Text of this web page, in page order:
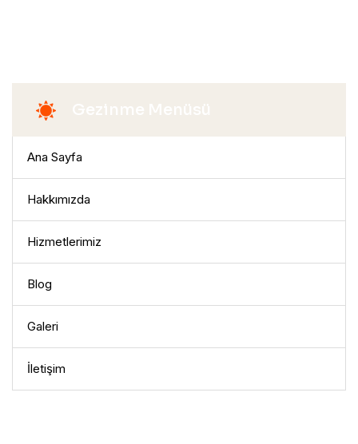
Ana Sayfa
Hakkımızda
Hizmetlerimiz
Blog
Galeri
İletişim